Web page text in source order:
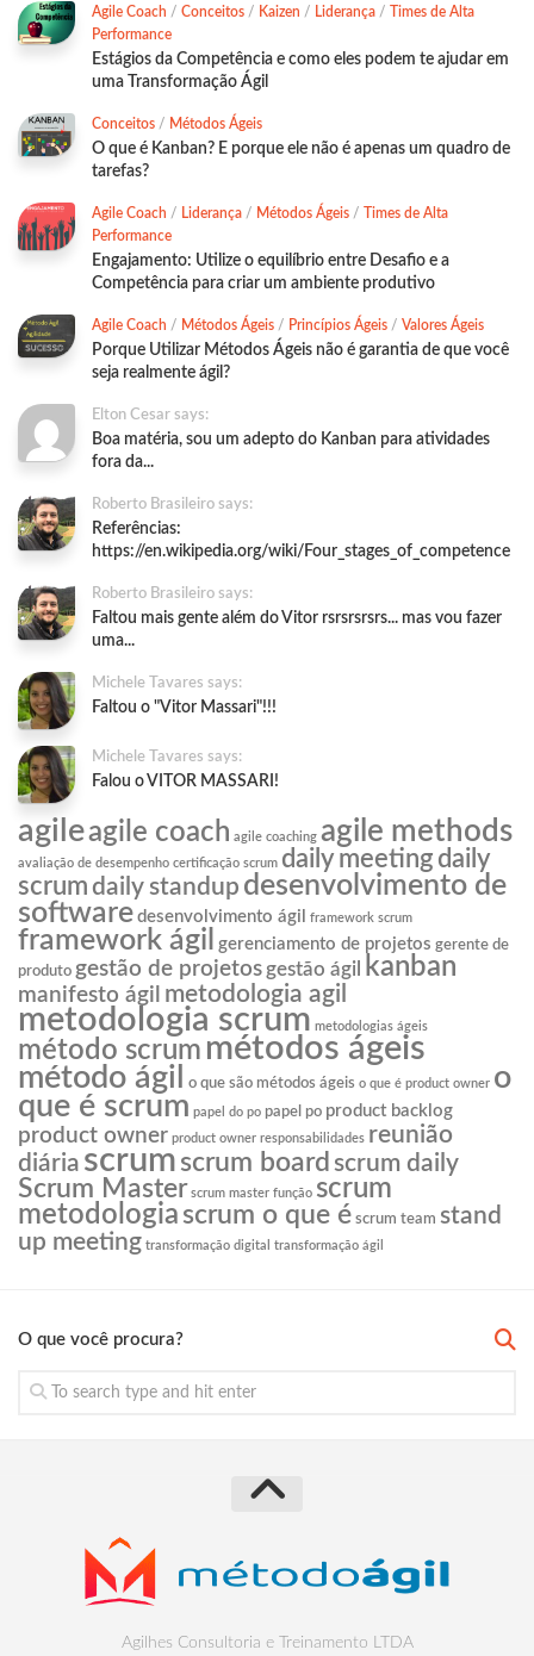
Agile Coach / Conceitos / Kaizen / Liderança /
Times de Alta
Performance
Estágios da Competência e como eles podem te ajudar em
uma Transformação Ágil
Conceitos / Métodos Ágeis
O que é Kanban? E porque ele não é apenas um quadro de
tarefas?
Agile Coach / Liderança / Métodos Ágeis /
Times de Alta
Performance
Engajamento: Utilize o equilíbrio entre Desafio e a
Competência para criar um ambiente produtivo
Agile Coach / Métodos Ágeis / Princípios Ágeis / Valores Ágeis
Porque Utilizar Métodos Ágeis não é garantia de que você
seja realmente ágil?
Elton Cesar says:
Boa matéria, sou um adepto do Kanban para atividades
fora da...
Roberto Brasileiro says:
Referências:
https://en.wikipedia.org/wiki/Four_stages_of_competence
Roberto Brasileiro says:
Faltou mais gente além do Vitor rsrsrsrsrs... mas vou fazer
uma...
Michele Tavares says:
Faltou o "Vitor Massari"!!!
Michele Tavares says:
Falou o VITOR MASSARI!
agileagile coach agile coaching agile methods
avaliação de desempenho certificação scrum daily meeting daily
scrumdaily standup desenvolvimento de
software desenvolvimento ágil framework scrum
framework ágil gerenciamento de projetos gerente de
produto gestão de projetos gestão ágil kanban
manifesto ágil metodologia agil
metodologia scrum metodologias ágeis
método scrum métodos ágeis
método ágil o que são métodos ágeis o que é product owner o
que é scrum papel do po papel po product backlog
product owner product owner responsabilidades reunião
diária scrum scrum board scrum daily
Scrum Master scrum master função scrum
metodologia scrum o que é scrum team stand
up meeting transformação digital transformação ágil
O que você procura?
Agilhes Consultoria e Treinamento LTDA